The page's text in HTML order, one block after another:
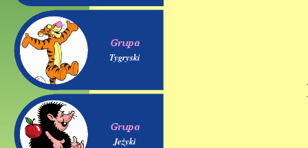
Tygryski
Jeżyki